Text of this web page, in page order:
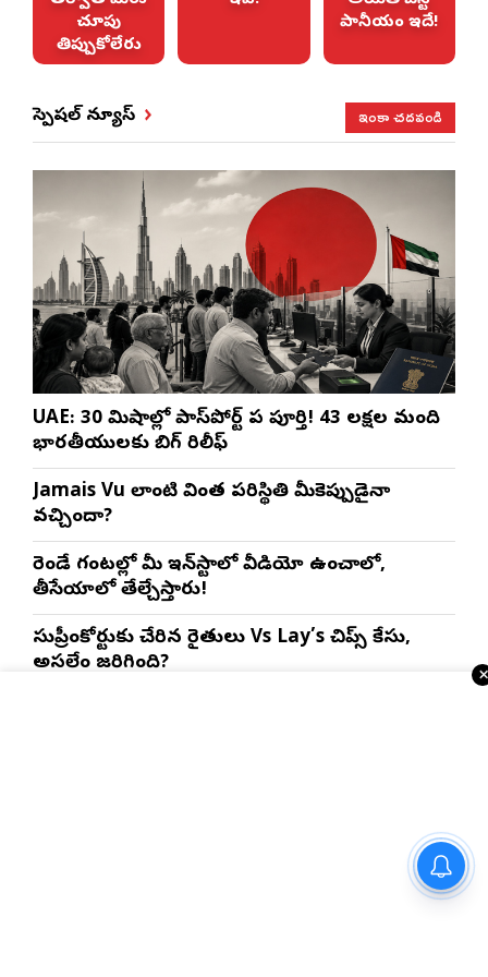
చూపు
తిప్పుకోలేరు
పానీయం ఇదే!
స్పెషల్ న్యూస్ ఇంకా చదవండి
UAE: 30 నిమిషాల్లో పాస్‌పోర్ట్ పని పూర్తి! 43 లక్షల మంది
భారతీయులకు బిగ్ రిలీఫ్
Jamais Vu లాంటి వింత పరిస్థితి మీకెప్పుడైనా
వచ్చిందా?
రెండే గంటల్లో మీ ఇన్‌స్టాలో వీడియో ఉంచాలో,
తీసేయాలో తేల్చేస్తారు!
సుప్రీంకోర్టుకు చేరిన రైతులు Vs Lay’s చిప్స్‌ కేసు,
అసలేం జరిగింది?